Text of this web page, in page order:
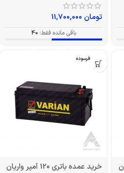
تومان
باقی مانده فقط: 40
بدون فرسوده
خرید عمده باتری 120 آمپر واریان